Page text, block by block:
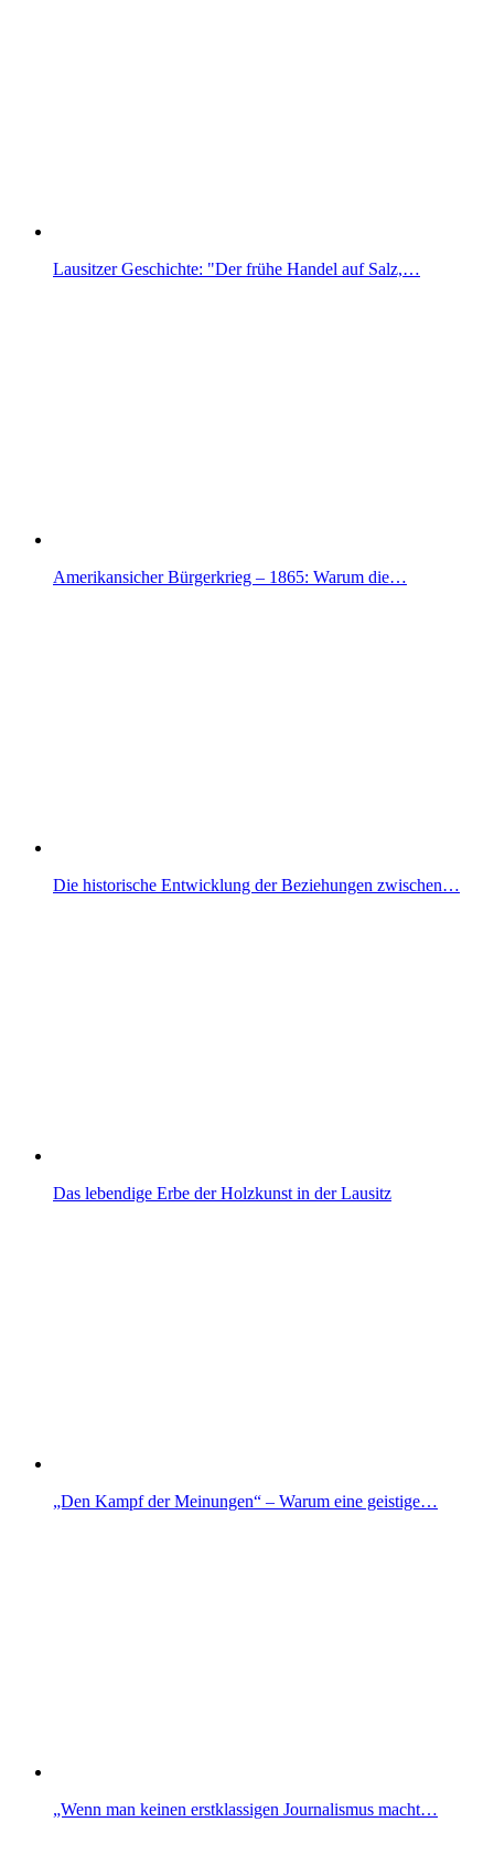
Lausitzer Geschichte: "Der frühe Handel auf Salz,…
Amerikansicher Bürgerkrieg – 1865: Warum die…
Die historische Entwicklung der Beziehungen zwischen…
Das lebendige Erbe der Holzkunst in der Lausitz
„Den Kampf der Meinungen“ – Warum eine geistige…
„Wenn man keinen erstklassigen Journalismus macht…